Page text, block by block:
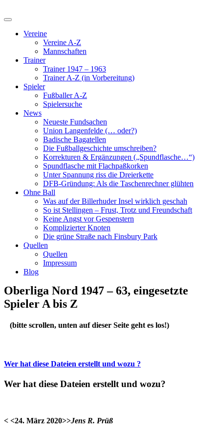
Vereine
Vereine A-Z
Mannschaften
Trainer
Trainer 1947 – 1963
Trainer A-Z (in Vorbereitung)
Spieler
Fußballer A-Z
Spielersuche
News
Neueste Fundsachen
Union Langenfelde (… oder?)
Badische Bagatellen
Die Fußballgeschichte umschreiben?
Korrekturen & Ergänzungen („Spundflasche…“)
Spundflasche mit Flachpaßkorken
Unter Spannung riss die Dreierkette
DFB-Gründung: Als die Taschenrechner glühten
Ohne Ball
Was auf der Billerhuder Insel wirklich geschah
So ist Stellingen – Frust, Trotz und Freundschaft
Keine Angst vor Gespenstern
Komplizierter Knoten
Die grüne Straße nach Finsbury Park
Quellen
Quellen
Impressum
Blog
Oberliga Nord 1947 – 63, eingesetzte
Spieler A bis Z
(bitte scrollen, unten auf dieser Seite geht es los!)
Wer hat diese Dateien erstellt und wozu ?
Wer hat diese Dateien erstellt und wozu?
< <24. März 2020>>Jens R. Prüß